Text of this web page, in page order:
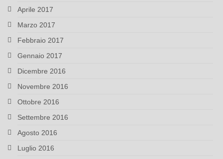
Aprile 2017
Marzo 2017
Febbraio 2017
Gennaio 2017
Dicembre 2016
Novembre 2016
Ottobre 2016
Settembre 2016
Agosto 2016
Luglio 2016